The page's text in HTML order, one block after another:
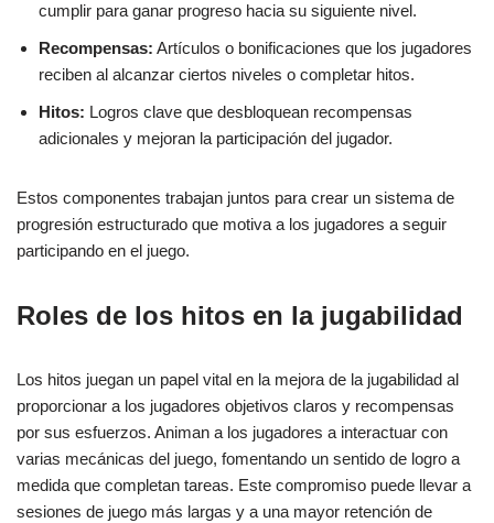
cumplir para ganar progreso hacia su siguiente nivel.
Recompensas: Artículos o bonificaciones que los jugadores
reciben al alcanzar ciertos niveles o completar hitos.
Hitos: Logros clave que desbloquean recompensas
adicionales y mejoran la participación del jugador.
Estos componentes trabajan juntos para crear un sistema de
progresión estructurado que motiva a los jugadores a seguir
participando en el juego.
Roles de los hitos en la jugabilidad
Los hitos juegan un papel vital en la mejora de la jugabilidad al
proporcionar a los jugadores objetivos claros y recompensas
por sus esfuerzos. Animan a los jugadores a interactuar con
varias mecánicas del juego, fomentando un sentido de logro a
medida que completan tareas. Este compromiso puede llevar a
sesiones de juego más largas y a una mayor retención de